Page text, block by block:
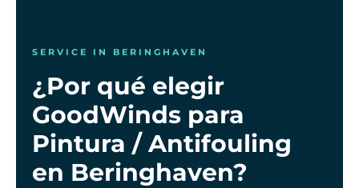
SERVICE IN BERINGHAVEN
¿Por qué elegir
GoodWinds para
Pintura / Antifouling
en Beringhaven?